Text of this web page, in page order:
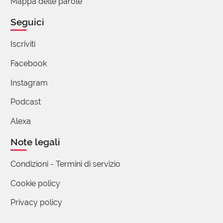
Rispondo con beneficio del dubbio, in quanto
non sono una specialista... Mi pare che
Confettura derivi da un verbo latino che vuol
dire, in sintesi, "preparare, cucinare". Mi hai fatto
invece deriverebbe da una parola araba che
significa "zucchero"... quindi io candido il
10 Febbraio 2017 14:03
Di quale verità aleggia il sospetto che si voglia
Seguici
Iscriviti
Facebook
Instagram
Podcast
Alexa
Note legali
Condizioni - Termini di servizio
Cookie policy
Privacy policy